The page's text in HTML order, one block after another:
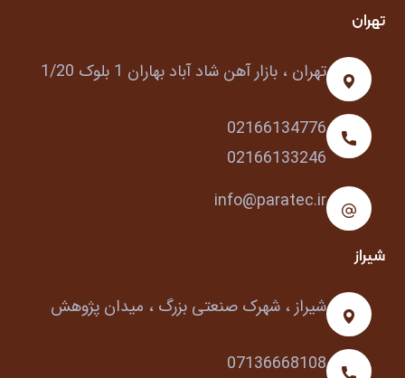
تهران
تهران ، بازار آهن شاد آباد بهاران 1 بلوک 1/20
02166134776
02166133246
info@paratec.ir
شیراز
شیراز ، شهرک صنعتی بزرگ ، میدان پژوهش
07136668108